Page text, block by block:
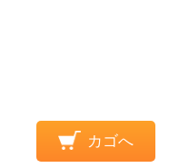
カゴへ